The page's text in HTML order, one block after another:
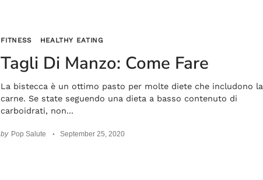
FITNESS HEALTHY EATING
Tagli Di Manzo: Come Fare
La bistecca è un ottimo pasto per molte diete che includono la
carne. Se state seguendo una dieta a basso contenuto di
carboidrati, non...
by Pop Salute September 25, 2020